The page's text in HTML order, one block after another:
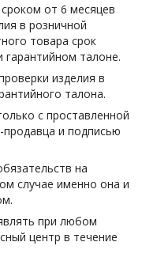
от 6 месяцев
в розничной
товара срок
гарантийном талоне.
изделия в
талона.
с проставленной
и подписью
на
случае именно она и
при любом
центр в течение